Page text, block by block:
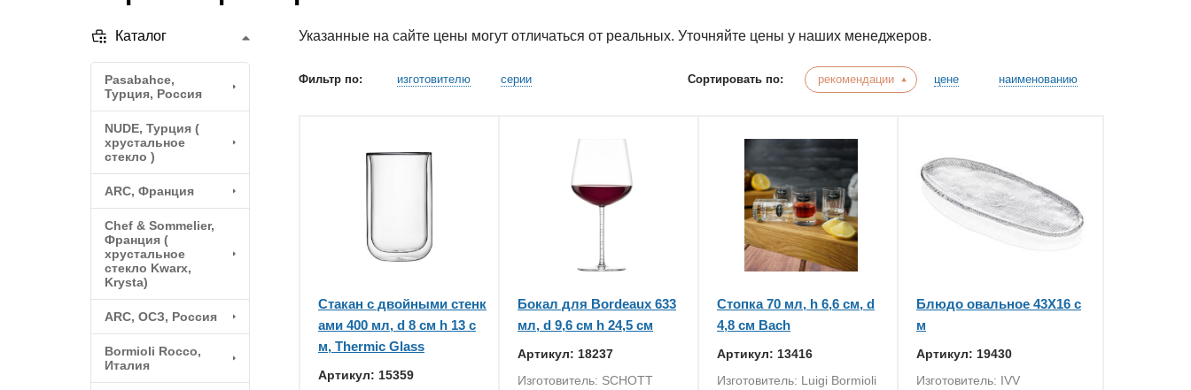
Каталог
Pasabahce,
Турция, Россия
NUDE, Турция (
хрустальное
стекло )
ARC, Франция
Chef & Sommelier,
Франция (
хрустальное
стекло Kwarx,
Krysta)
ARC, ОСЗ, Россия
Bormioli Rocco,
Италия
Указанные на сайте цены могут отличаться от реальных. Уточняйте цены у наших менеджеров.
Фильтр по: изготовителю серии Сортировать по: рекомендации цене наименованию
Стакан с двойными стенк
ами 400 мл, d 8 см h 13 с
м, Thermic Glass
Артикул: 15359
Бокал для Bordeaux 633
мл, d 9,6 см h 24,5 см
Артикул: 18237
Изготовитель: SCHOTT
Стопка 70 мл, h 6,6 см, d
4,8 см Bach
Артикул: 13416
Изготовитель: Luigi Bormioli
Блюдо овальное 43X16 с
м
Артикул: 19430
Изготовитель: IVV